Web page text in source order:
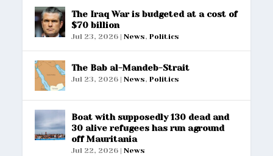
The Iraq War is budgeted at a cost of
$70 billion
Jul 23, 2026 |News,Politics
The Bab al-Mandeb-Strait
Jul 23, 2026 |News,Politics
Boat with supposedly 130 dead and
30 alive refugees has run aground
off Mauritania
Jul 22, 2026 |News